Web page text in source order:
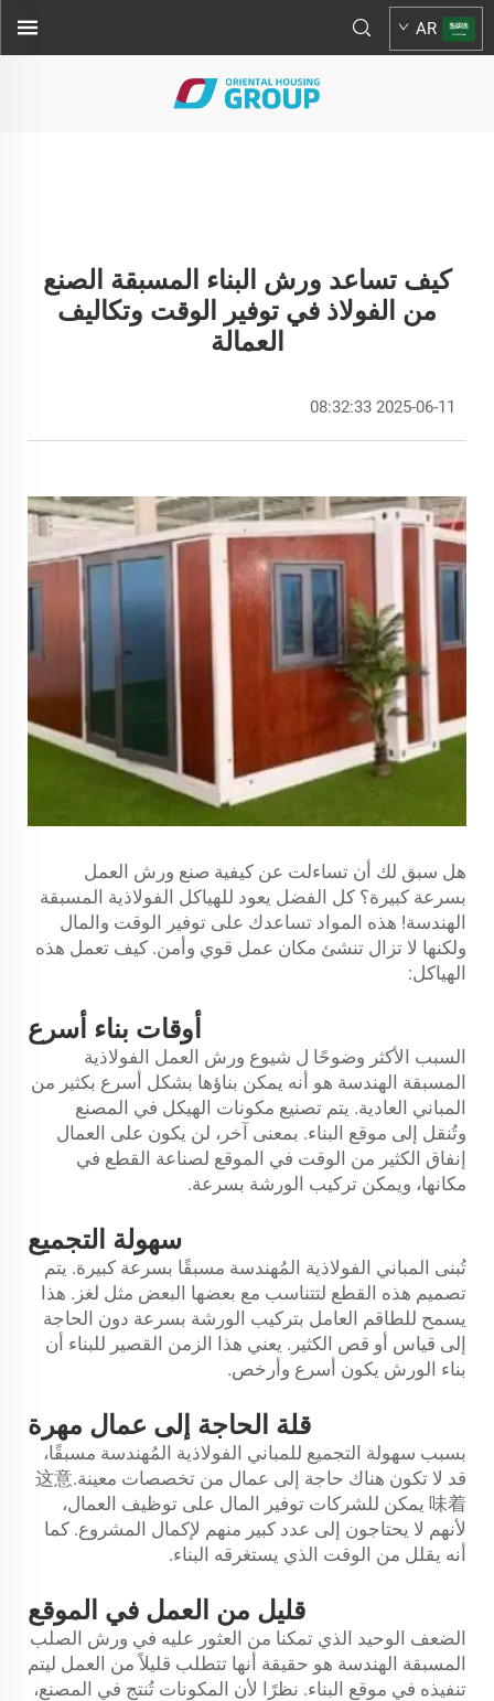
AR
كيف تساعد ورش البناء المسبقة الصنع
من الفولاذ في توفير الوقت وتكاليف
العمالة
2025-06-11 08:32:33
هل سبق لك أن تساءلت عن كيفية صنع ورش العمل
بسرعة كبيرة؟ كل الفضل يعود للهياكل الفولاذية المسبقة
الهندسة! هذه المواد تساعدك على توفير الوقت والمال
ولكنها لا تزال تنشئ مكان عمل قوي وأمن. كيف تعمل هذه
الهياكل:
أوقات بناء أسرع
السبب الأكثر وضوحًا ل شيوع ورش العمل الفولاذية
المسبقة الهندسة هو أنه يمكن بناؤها بشكل أسرع بكثير من
المباني العادية. يتم تصنيع مكونات الهيكل في المصنع
وتُنقل إلى موقع البناء. بمعنى آخر، لن يكون على العمال
إنفاق الكثير من الوقت في الموقع لصناعة القطع في
مكانها، ويمكن تركيب الورشة بسرعة.
سهولة التجميع
تُبنى المباني الفولاذية المُهندسة مسبقًا بسرعة كبيرة. يتم
تصميم هذه القطع لتتناسب مع بعضها البعض مثل لغز. هذا
يسمح للطاقم العامل بتركيب الورشة بسرعة دون الحاجة
إلى قياس أو قص الكثير. يعني هذا الزمن القصير للبناء أن
بناء الورش يكون أسرع وأرخص.
قلة الحاجة إلى عمال مهرة
بسبب سهولة التجميع للمباني الفولاذية المُهندسة مسبقًا،
قد لا تكون هناك حاجة إلى عمال من تخصصات معينة.这意
味着 يمكن للشركات توفير المال على توظيف العمال،
لأنهم لا يحتاجون إلى عدد كبير منهم لإكمال المشروع. كما
أنه يقلل من الوقت الذي يستغرقه البناء.
قليل من العمل في الموقع
الضعف الوحيد الذي تمكنا من العثور عليه في ورش الصلب
المسبقة الهندسة هو حقيقة أنها تتطلب قليلاً من العمل ليتم
تنفيذه في موقع البناء. نظرًا لأن المكونات تُنتج في المصنع،